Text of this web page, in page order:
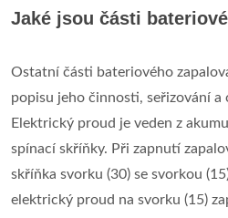
Jaké jsou části
Ostatní části bateriového
popisu jeho činnosti, seřizování a
Elektrický proud je veden z
spínací skříňky. Při zapnutí
skříňka svorku (30) se svorkou
elektrický proud na svorku (15)